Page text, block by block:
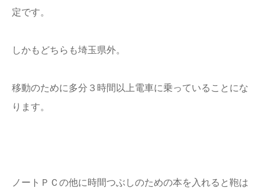
定です。
しかもどちらも埼玉県外。
移動のために多分３時間以上電車に乗っていることにな
ります。
ノートＰＣの他に時間つぶしのための本を入れると鞄は